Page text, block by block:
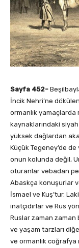
Sayfa 452-
İncik Nehri’ne
ormanlık yamaçlarda
kaynaklarındaki
yüksek dağlardan
Küçük Tegeney’de de
onun kolunda değil,
oturanlar vebadan
Abaskça konuşurlar
İsmael ve Kuş’tur.
inatçıdırlar ve Rus
Ruslar zaman zaman
ve yaşam tarzları
ve ormanlık